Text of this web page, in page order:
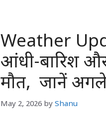
Weather
आंधी-बारिश
मौत, जानें
May 2, 2026 by Shanu